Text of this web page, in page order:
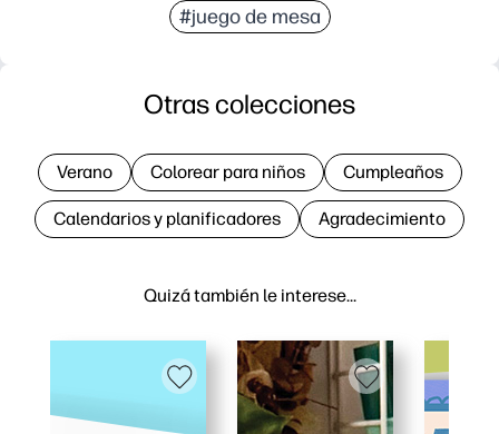
#juego de mesa
Quizá también le interese…
Otras colecciones
Verano Colorear para niños Cumpleaños
Calendarios y planificadores Agradecimiento